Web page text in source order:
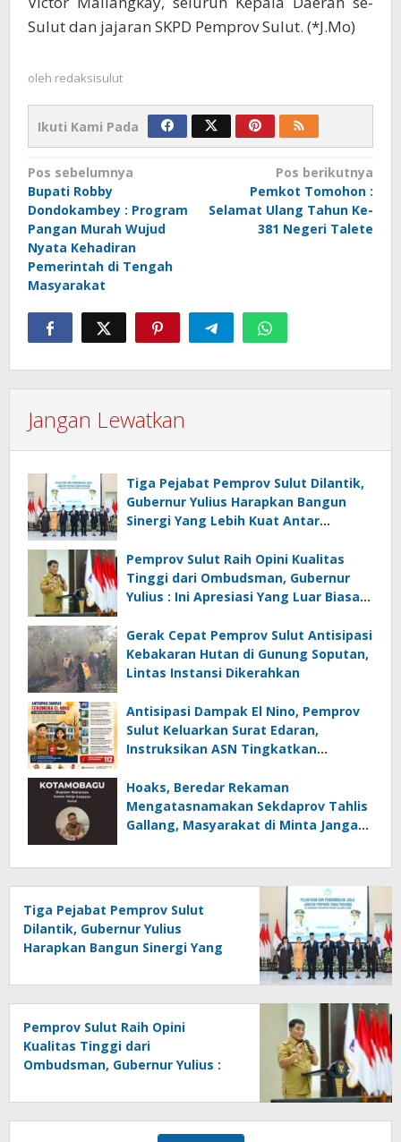
Sulut dan jajaran SKPD Pemprov Sulut. (*J.Mo)
oleh redaksisulut
Ikuti Kami Pada
Navigasi
pos
Pos sebelumnya
Bupati Robby
Dondokambey : Program
Pangan Murah Wujud
Nyata Kehadiran
Pemerintah di Tengah
Masyarakat
Pos berikutnya
Pemkot Tomohon :
Selamat Ulang Tahun Ke-
381 Negeri Talete
Jangan Lewatkan
Tiga Pejabat Pemprov Sulut Dilantik,
Gubernur Yulius Harapkan Bangun
Sinergi Yang Lebih Kuat Antar
Pemprov Sulut Raih Opini Kualitas
Tinggi dari Ombudsman, Gubernur
Yulius : Ini Apresiasi Yang Luar Biasa,
Gerak Cepat Pemprov Sulut Antisipasi
Kebakaran Hutan di Gunung Soputan,
Lintas Instansi Dikerahkan
Antisipasi Dampak El Nino, Pemprov
Sulut Keluarkan Surat Edaran,
Instruksikan ASN Tingkatkan
Hoaks, Beredar Rekaman
Mengatasnamakan Sekdaprov Tahlis
Gallang, Masyarakat di Minta Jangan
Tiga Pejabat Pemprov Sulut
Dilantik, Gubernur Yulius
Harapkan Bangun Sinergi Yang
Pemprov Sulut Raih Opini
Kualitas Tinggi dari
Ombudsman, Gubernur Yulius :
Tolak Ukur Pemerintah